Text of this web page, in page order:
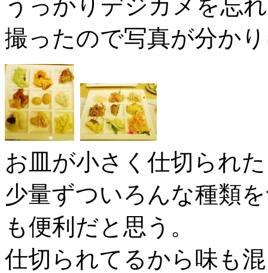
うっかりデジカメを忘
撮ったので写真が分か
お皿が小さく仕切られ
少量ずついろんな種類
も便利だと思う。
仕切られてるから味も